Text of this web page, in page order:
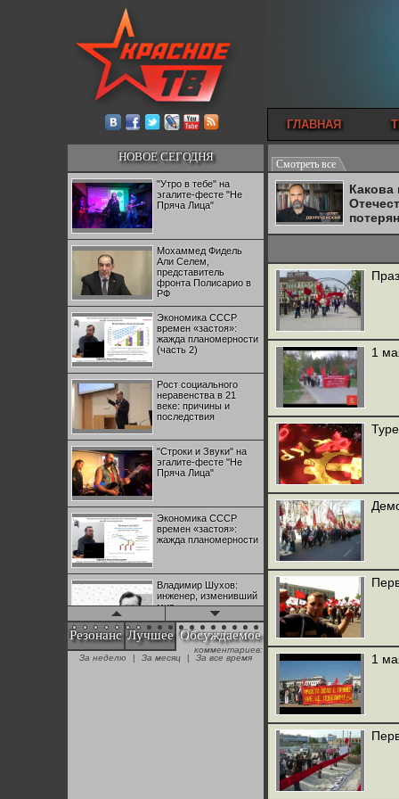
ГЛАВНАЯ
НОВОЕ СЕГОДНЯ
"Утро в тебе" на
эгалите-фесте "Не
Пряча Лица"
Мохаммед Фидель
Али Селем,
представитель
фронта Полисарио в
РФ
Экономика СССР
времен «застоя»:
жажда планомерности
(часть 2)
Рост социального
неравенства в 21
веке: причины и
последствия
"Строки и Звуки" на
эгалите-фесте "Не
Пряча Лица"
Экономика СССР
времен «застоя»:
жажда планомерности
Владимир Шухов:
инженер, изменивший
мир
"Аркадий Коц" на
эгалите-фесте "Не
Резонанс Лучшее Обсуждаемое
комментариев:
За неделю
| За месяц | За все время
Смотреть все
1
1